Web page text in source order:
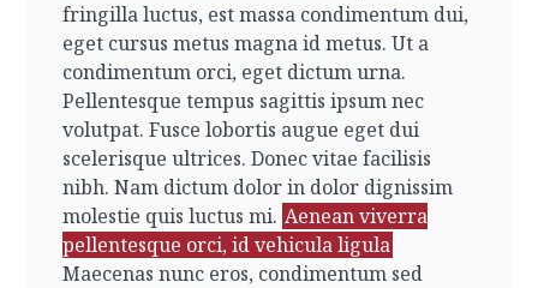
fringilla luctus, est massa condimentum dui,
eget cursus metus magna id metus. Ut a
condimentum orci, eget dictum urna.
Pellentesque tempus sagittis ipsum nec
volutpat. Fusce lobortis augue eget dui
scelerisque ultrices. Donec vitae facilisis
nibh. Nam dictum dolor in dolor dignissim
molestie quis luctus mi. Aenean viverra
pellentesque orci, id vehicula ligula
Maecenas nunc eros, condimentum sed